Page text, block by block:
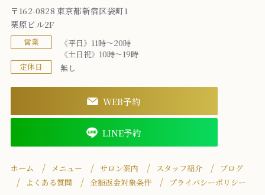
〒162-0828 東京都新宿区袋町1
栗原ビル2F
営業
《平日》11時～20時
《土日祝》10時～19時
定休日 無し
WEB予約
LINE予約
ホーム メニュー サロン案内 スタッフ紹介
ブログ
よくある質問
全額返金対象条件 プライバシーポリシー